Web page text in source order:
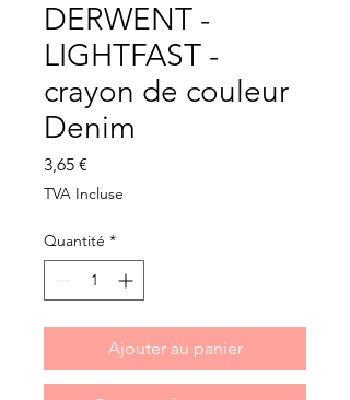
DERWENT -
LIGHTFAST -
crayon de couleur
Denim
3,65 €
TVA Incluse
Quantité *
Ajouter au panier